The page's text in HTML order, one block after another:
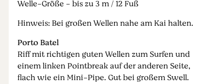
Welle-Größe - bis zu 3 m / 12 Fuß
Hinweis: Bei großen Wellen nahe am Kai halten.
Porto Batel
Riff mit richtigen guten Wellen zum Surfen und
einem linken Pointbreak auf der anderen Seite,
flach wie ein Mini-Pipe. Gut bei großem Swell.